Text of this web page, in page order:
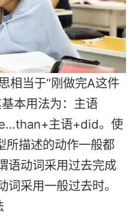
当于“刚做完A这件
本用法为：主语
主语+did。使
所描述的动作一般都
语动词采用过去完成
采用一般过去时。